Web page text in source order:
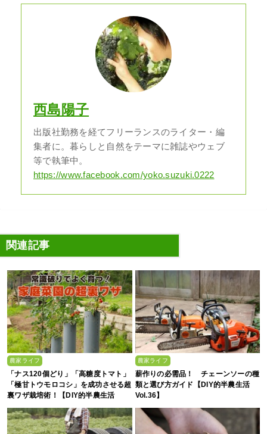
西島陽子
出版社勤務を経てフリーランスのライター・編
集者に。暮らしと自然をテーマに雑誌やウェブ
等で執筆中。
https://www.facebook.com/yoko.suzuki.0222
関連記事
農家ライフ
「ナス120個どり」「高糖度トマト」
「極甘トウモロコシ」を成功させる超
裏ワザ栽培術！【DIY的半農生活
Vol.49】
農家ライフ
薪作りの必需品！ チェーンソーの種
類と選び方ガイド【DIY的半農生活
Vol.36】